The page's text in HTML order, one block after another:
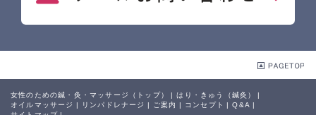
女性のための鍼・灸・マッサージ（トップ） | はり・きゅう（鍼灸）
|
オイルマッサージ
| リンパドレナージ | ご案内 | コンセプト | Q&A |